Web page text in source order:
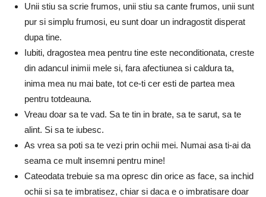
Unii stiu sa scrie frumos, unii stiu sa cante frumos, unii sunt
pur si simplu frumosi, eu sunt doar un indragostit disperat
dupa tine.
Iubiti, dragostea mea pentru tine este neconditionata, creste
din adancul inimii mele si, fara afectiunea si caldura ta,
inima mea nu mai bate, tot ce-ti cer esti de partea mea
pentru totdeauna.
Vreau doar sa te vad. Sa te tin in brate, sa te sarut, sa te
alint. Si sa te iubesc.
As vrea sa poti sa te vezi prin ochii mei. Numai asa ti-ai da
seama ce mult insemni pentru mine!
Cateodata trebuie sa ma opresc din orice as face, sa inchid
ochii si sa te imbratisez, chiar si daca e o imbratisare doar